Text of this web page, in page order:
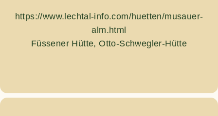
https://www.lechtal-info.com/huetten/musauer-
alm.html
Füssener Hütte, Otto-Schwegler-Hütte